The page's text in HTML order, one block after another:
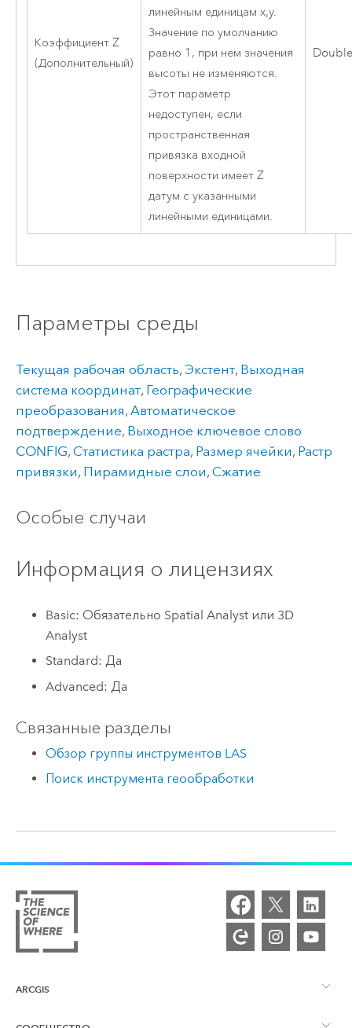
Коэффициент Z
(Дополнительный)
линейным единицам x,y.
Значение по умолчанию
равно 1, при нем значения
высоты не изменяются.
Этот параметр
недоступен, если
пространственная
привязка входной
поверхности имеет Z
датум с указанными
линейными единицами.
Параметры среды
Текущая рабочая область, Экстент, Выходная
система координат, Географические
преобразования, Автоматическое
подтверждение, Выходное ключевое слово
CONFIG, Статистика растра, Размер ячейки, Растр
привязки, Пирамидные слои, Сжатие
Особые случаи
Информация о лицензиях
Basic: Обязательно Spatial Analyst или 3D
Analyst
Standard: Да
Advanced: Да
Связанные разделы
Обзор группы инструментов LAS
Поиск инструмента геообработки
ARCGIS